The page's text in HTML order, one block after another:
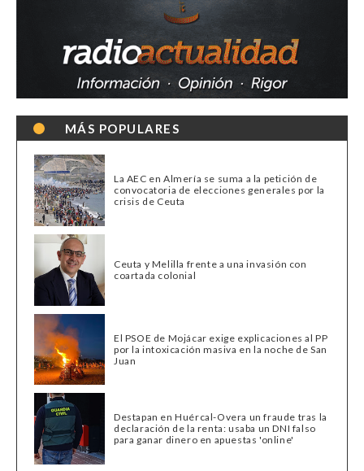
MÁS POPULARES
La AEC en Almería se suma a la petición de
convocatoria de elecciones generales por la
crisis de Ceuta
Ceuta y Melilla frente a una invasión con
coartada colonial
El PSOE de Mojácar exige explicaciones al PP
por la intoxicación masiva en la noche de San
Juan
Destapan en Huércal-Overa un fraude tras la
declaración de la renta: usaba un DNI falso
para ganar dinero en apuestas 'online'